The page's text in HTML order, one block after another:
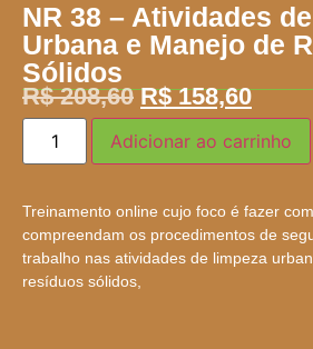
NR 38 – Atividades
Urbana e Manejo de
Sólidos
R$208,60 R$158,60
Adicionar ao carrinho
Treinamento online cujo foco é fazer
compreendam os procedimentos de
trabalho nas atividades de limpeza
resíduos sólidos,